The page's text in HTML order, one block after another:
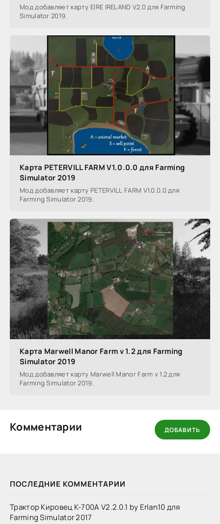
ПОСЛЕДНИЕ КОММЕНТАРИИ
Трактор Кировец К-700А V2.2.0.1 by Erlan10 для
Farming Simulator 2017
Мод добавляет карту EIRE IRELAND V2.0 для Farming
Simulator 2019.
Карта PETERVILL FARM V1.0.0.0 для Farming
Simulator 2019
Мод добавляет карту PETERVILL FARM V1.0.0.0 для
Farming Simulator 2019.
Карта Marwell Manor Farm v 1.2 для Farming
Simulator 2019
Мод добавляет карту Marwell Manor Farm v 1.2 для
Farming Simulator 2019.
Комментарии ДОБАВИТЬ